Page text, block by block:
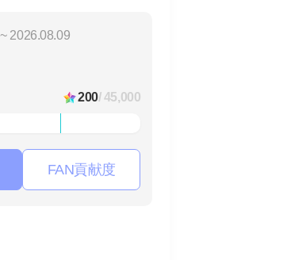
2026.08.09
200/ 45,000
FAN貢献度